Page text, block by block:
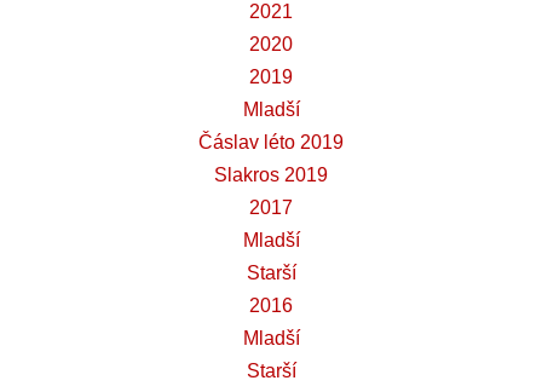
2021
2020
2019
Mladší
Čáslav léto 2019
Slakros 2019
2017
Mladší
Starší
2016
Mladší
Starší